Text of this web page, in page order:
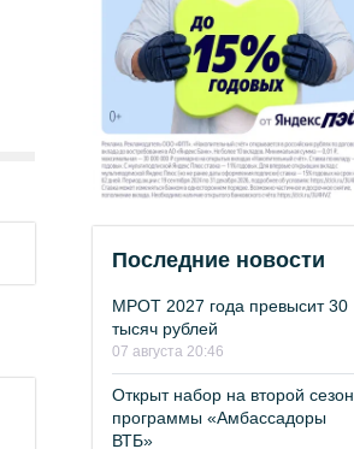
Последние новости
МРОТ 2027 года превысит 30
тысяч рублей
07 августа 20:46
Открыт набор на второй сезон
программы «Амбассадоры
ВТБ»